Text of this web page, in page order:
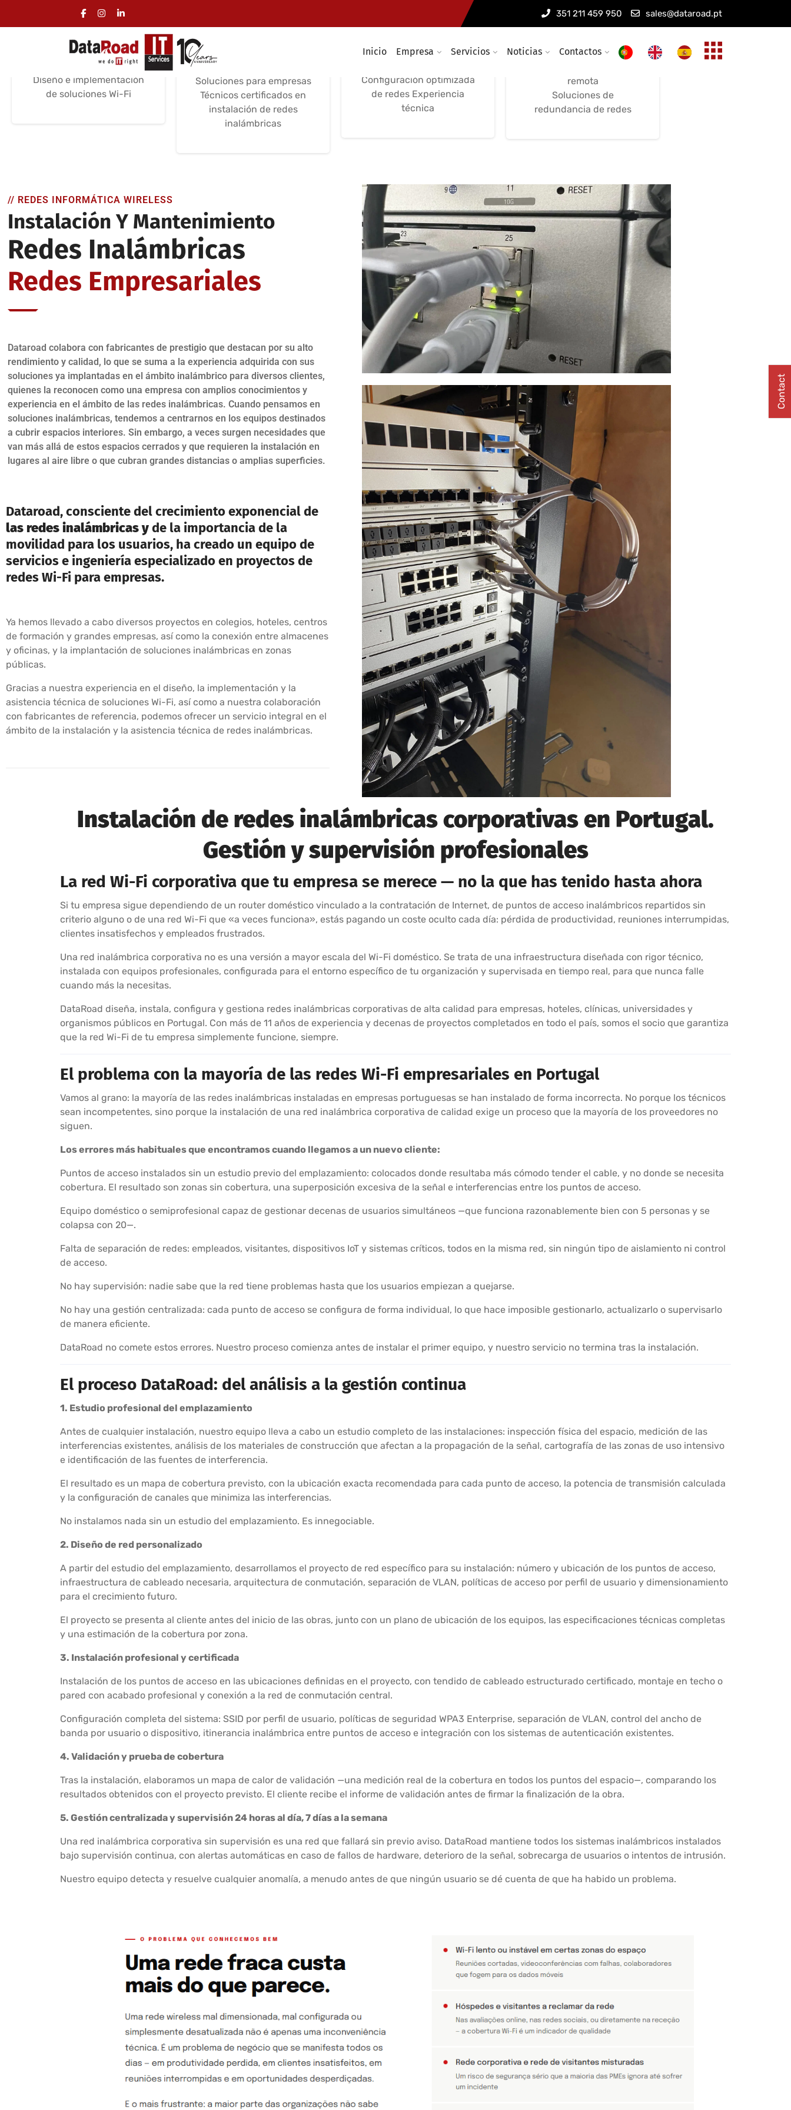
351 211 459 950 sales@dataroad.pt
Inicio Empresa Servicios Noticias Contactos
Diseño de redes wifi
Servicios de instalación
Certificaciones /
Experiencia
Diseño e implementación
de soluciones Wi-Fi
wifi
Soluciones para empresas
Técnicos certificados en
instalación de redes
inalámbricas
soluciones inalámbricas
Configuración optimizada
de redes Experiencia
técnica
Mantenimiento de
redes inalámbricas
Mantenimiento remoto
remota
Soluciones de
redundancia de redes
// REDES INFORMÁTICA WIRELESS
Instalación Y Mantenimiento
Redes Inalámbricas
Redes Empresariales
Dataroad colabora con fabricantes de prestigio que destacan por su alto
rendimiento y calidad, lo que se suma a la experiencia adquirida con sus
soluciones ya implantadas en el ámbito inalámbrico para diversos clientes,
quienes la reconocen como una empresa con amplios conocimientos y
experiencia en el ámbito de las redes inalámbricas. Cuando pensamos en
soluciones inalámbricas, tendemos a centrarnos en los equipos destinados
a cubrir espacios interiores. Sin embargo, a veces surgen necesidades que
van más allá de estos espacios cerrados y que requieren la instalación en
lugares al aire libre o que cubran grandes distancias o amplias superficies.
Dataroad, consciente del crecimiento exponencial de
las redes inalámbricas yde la importancia de la
movilidad para los usuarios, ha creado un equipo de
servicios e ingeniería especializado en proyectos de
redes Wi-Fi para empresas.
Ya hemos llevado a cabo diversos proyectos en colegios, hoteles, centros
de formación y grandes empresas, así como la conexión entre almacenes
y oficinas, y la implantación de soluciones inalámbricas en zonas
públicas.
Gracias a nuestra experiencia en el diseño, la implementación y la
asistencia técnica de soluciones Wi-Fi, así como a nuestra colaboración
con fabricantes de referencia, podemos ofrecer un servicio integral en el
ámbito de la instalación y la asistencia técnica de redes inalámbricas.
Instalación de redes inalámbricas corporativas en Portugal.
Gestión y supervisión profesionales
La red Wi-Fi corporativa que tu empresa se merece — no la que has tenido hasta ahora
Si tu empresa sigue dependiendo de un router doméstico vinculado a la contratación de Internet, de puntos de acceso inalámbricos repartidos sin
criterio alguno o de una red Wi-Fi que «a veces funciona», estás pagando un coste oculto cada día: pérdida de productividad, reuniones interrumpidas,
clientes insatisfechos y empleados frustrados.
Una red inalámbrica corporativa no es una versión a mayor escala del Wi-Fi doméstico. Se trata de una infraestructura diseñada con rigor técnico,
instalada con equipos profesionales, configurada para el entorno específico de tu organización y supervisada en tiempo real, para que nunca falle
cuando más la necesitas.
DataRoad diseña, instala, configura y gestiona redes inalámbricas corporativas de alta calidad para empresas, hoteles, clínicas, universidades y
organismos públicos en Portugal. Con más de 11 años de experiencia y decenas de proyectos completados en todo el país, somos el socio que garantiza
que la red Wi-Fi de tu empresa simplemente funcione, siempre.
El problema con la mayoría de las redes Wi-Fi empresariales en Portugal
Vamos al grano: la mayoría de las redes inalámbricas instaladas en empresas portuguesas se han instalado de forma incorrecta. No porque los técnicos
sean incompetentes, sino porque la instalación de una red inalámbrica corporativa de calidad exige un proceso que la mayoría de los proveedores no
siguen.
Los errores más habituales que encontramos cuando llegamos a un nuevo cliente:
Puntos de acceso instalados sin un estudio previo del emplazamiento: colocados donde resultaba más cómodo tender el cable, y no donde se necesita
cobertura. El resultado son zonas sin cobertura, una superposición excesiva de la señal e interferencias entre los puntos de acceso.
Equipo doméstico o semiprofesional capaz de gestionar decenas de usuarios simultáneos —que funciona razonablemente bien con 5 personas y se
colapsa con 20—.
Falta de separación de redes: empleados, visitantes, dispositivos IoT y sistemas críticos, todos en la misma red, sin ningún tipo de aislamiento ni control
de acceso.
No hay supervisión: nadie sabe que la red tiene problemas hasta que los usuarios empiezan a quejarse.
No hay una gestión centralizada: cada punto de acceso se configura de forma individual, lo que hace imposible gestionarlo, actualizarlo o supervisarlo
de manera eficiente.
DataRoad no comete estos errores. Nuestro proceso comienza antes de instalar el primer equipo, y nuestro servicio no termina tras la instalación.
El proceso DataRoad: del análisis a la gestión continua
1. Estudio profesional del emplazamiento
Antes de cualquier instalación, nuestro equipo lleva a cabo un estudio completo de las instalaciones: inspección física del espacio, medición de las
interferencias existentes, análisis de los materiales de construcción que afectan a la propagación de la señal, cartografía de las zonas de uso intensivo
e identificación de las fuentes de interferencia.
El resultado es un mapa de cobertura previsto, con la ubicación exacta recomendada para cada punto de acceso, la potencia de transmisión calculada
y la configuración de canales que minimiza las interferencias.
No instalamos nada sin un estudio del emplazamiento. Es innegociable.
2. Diseño de red personalizado
A partir del estudio del emplazamiento, desarrollamos el proyecto de red específico para su instalación: número y ubicación de los puntos de acceso,
infraestructura de cableado necesaria, arquitectura de conmutación, separación de VLAN, políticas de acceso por perfil de usuario y dimensionamiento
para el crecimiento futuro.
El proyecto se presenta al cliente antes del inicio de las obras, junto con un plano de ubicación de los equipos, las especificaciones técnicas completas
y una estimación de la cobertura por zona.
3. Instalación profesional y certificada
Instalación de los puntos de acceso en las ubicaciones definidas en el proyecto, con tendido de cableado estructurado certificado, montaje en techo o
pared con acabado profesional y conexión a la red de conmutación central.
Configuración completa del sistema: SSID por perfil de usuario, políticas de seguridad WPA3 Enterprise, separación de VLAN, control del ancho de
banda por usuario o dispositivo, itinerancia inalámbrica entre puntos de acceso e integración con los sistemas de autenticación existentes.
4. Validación y prueba de cobertura
Tras la instalación, elaboramos un mapa de calor de validación —una medición real de la cobertura en todos los puntos del espacio—, comparando los
resultados obtenidos con el proyecto previsto. El cliente recibe el informe de validación antes de firmar la finalización de la obra.
5. Gestión centralizada y supervisión 24 horas al día, 7 días a la semana
Una red inalámbrica corporativa sin supervisión es una red que fallará sin previo aviso. DataRoad mantiene todos los sistemas inalámbricos instalados
bajo supervisión continua, con alertas automáticas en caso de fallos de hardware, deterioro de la señal, sobrecarga de usuarios o intentos de intrusión.
Nuestro equipo detecta y resuelve cualquier anomalía, a menudo antes de que ningún usuario se dé cuenta de que ha habido un problema.
Contact